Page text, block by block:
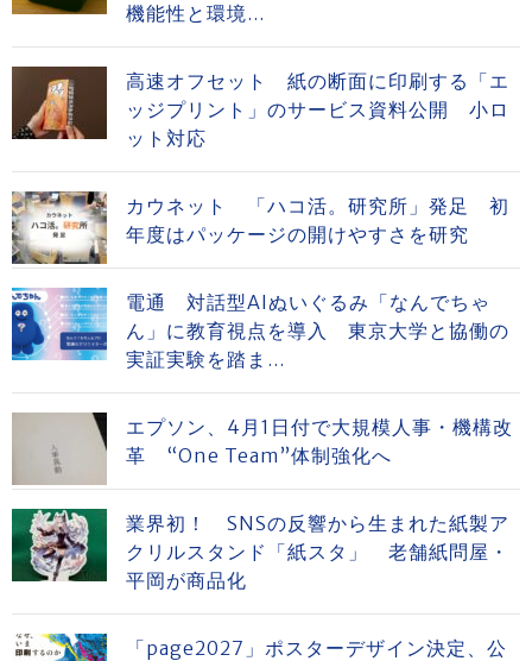
機能性と環境...
高速オフセット 紙の断面に印刷する「エ
ッジプリント」のサービス資料公開 小ロ
ット対応
カウネット 「ハコ活。研究所」発足 初
年度はパッケージの開けやすさを研究
電通 対話型AIぬいぐるみ「なんでちゃ
ん」に教育視点を導入 東京大学と協働の
実証実験を踏ま...
エプソン、4月1日付で大規模人事・機構改
革 “One Team”体制強化へ
業界初！ SNSの反響から生まれた紙製ア
クリルスタンド「紙スタ」 老舗紙問屋・
平岡が商品化
「page2027」ポスターデザイン決定、公